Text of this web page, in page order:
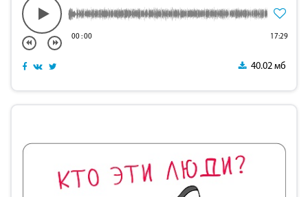
00:00 17:29
40.02 мб